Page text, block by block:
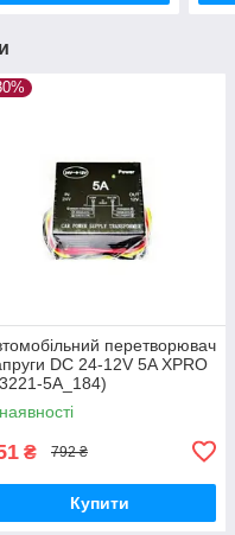
перетворювач
DC 24-12V 5A XPRO
5A_184)
₴ 792 ₴
Купити